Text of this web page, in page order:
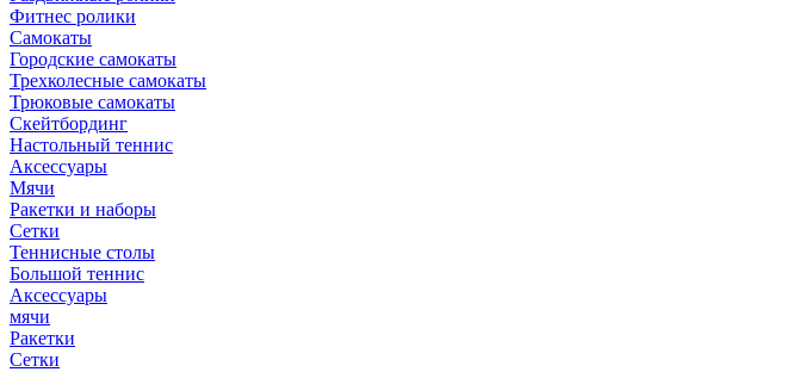
Фитнес ролики
Самокаты
Городские самокаты
Трехколесные самокаты
Трюковые самокаты
Скейтбординг
Настольный теннис
Аксессуары
Мячи
Ракетки и наборы
Сетки
Теннисные столы
Большой теннис
Аксессуары
мячи
Ракетки
Сетки